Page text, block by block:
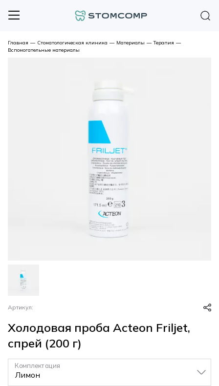
Главная — Стоматологическая клиника — Материалы — Терапия —
Вспомогательные материалы
Артикул:
Холодовая проба Acteon Friljet,
спрей (200 г)
Комплектация
▼